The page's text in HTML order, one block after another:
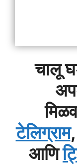
चालू
टेलिग्राम
आणि